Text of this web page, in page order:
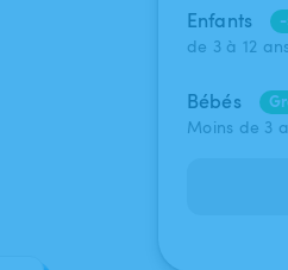
Enfants
de 3 à 12 ans
Bébés
Moins de 3